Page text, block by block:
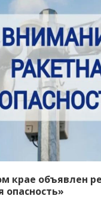
крае объявлен
опасность»